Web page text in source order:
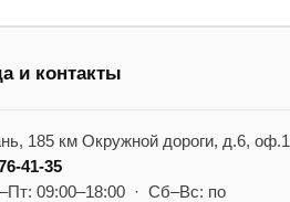
и контакты
185 км Окружной дороги, д.6,
41-35
09:00–18:00 · Сб–Вс: по